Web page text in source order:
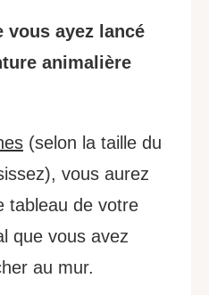
vous ayez lancé
animalière
(selon la taille du
vous aurez
tableau de votre
que vous avez
au mur.